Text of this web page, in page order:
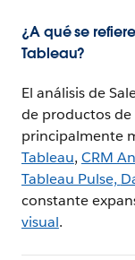
¿A qué se
Tableau?
El análisis de
de productos de
principalmente
Tableau, CRM
Tableau Pulse,
constante
visual.